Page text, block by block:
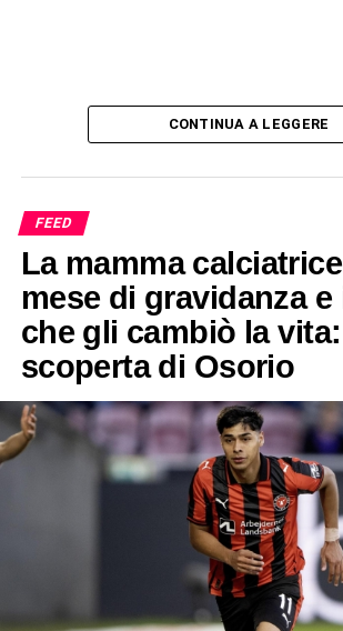
CONTINUA A LEGGERE
FEED
La mamma
mese di gravidanza
che gli cambiò la
scoperta di Osorio